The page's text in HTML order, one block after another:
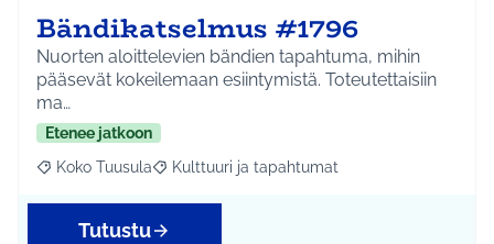
Bändikatselmus #1796
Nuorten aloittelevien bändien tapahtuma, mihin
pääsevät kokeilemaan esiintymistä. Toteutettaisiin
ma…
Etenee jatkoon
Rajaa tulokset aihepiirin mukaan: Koko Tuusula
Koko Tuusula Rajaa tulokset teeman mukaan: Kulttuuri ja
Kulttuuri ja tapahtumat
Tutustu